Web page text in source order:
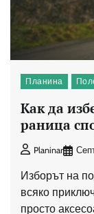
Планина
Как да
раница
Planinar
Изборът на
всяко
просто